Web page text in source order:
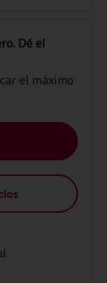
Dé el
el máximo